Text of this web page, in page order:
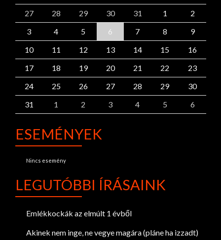
27
28 29 30 31 1
2
3
4 5 6 7 8
9
10
11 12 13 14 15
16
17
18 19 20 21 22
23
24
25 26 27 28 29
30
31
1 2 3 4 5 6
ESEMÉNYEK
Nincs esemény
LEGUTÓBBI ÍRÁSAINK
Emlékkockák az elmúlt 1 évből
Akinek nem inge, ne vegye magára (pláne ha izzadt)